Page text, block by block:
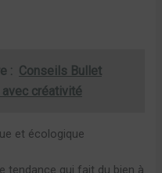
: Conseils Bullet
créativité
et écologique
tendance qui fait du bien à